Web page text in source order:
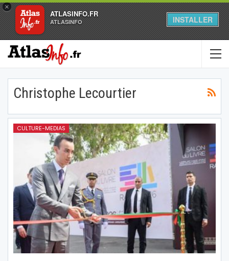
×
ATLASINFO.FR
ATLASINFO INSTALLER
Christophe Lecourtier
CULTURE-MEDIAS